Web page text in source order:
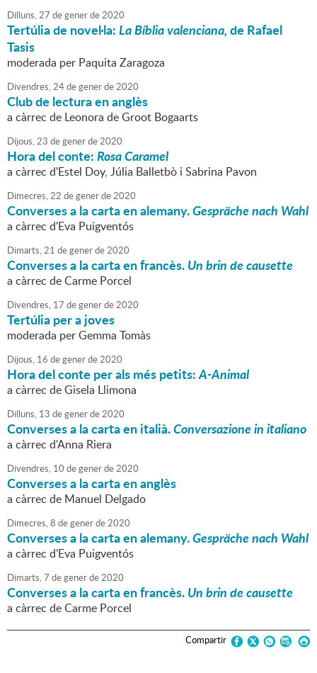
Dilluns,27 degenerde2020
Tertúlia de novel·la:La Bíblia valenciana,de Rafael
Tasis
moderada per Paquita Zaragoza
Divendres,24degenerde2020
Club de lectura en anglès
a càrrec de Leonora de Groot Bogaarts
Dijous,23 degenerde2020
Hora del conte:Rosa Caramel
a càrrec d'Estel Doy, Júlia Balletbò i Sabrina Pavon
Dimecres,22 degenerde2020
Converses a la carta en alemany.Gespräche nach Wahl
a càrrec d'Eva Puigventós
Dimarts,21 degenerde2020
Converses a la carta en francès.Un brin de causette
a càrrec de Carme Porcel
Divendres, 17 degenerde2020
Tertúlia per a joves
moderada per Gemma Tomàs
Dijous, 16 degenerde2020
Hora del conte per als més petits:A-Animal
a càrrec de Gisela Llimona
Dilluns, 13 degenerde2020
Converses a la carta en italià.Conversazione in italiano
a càrrec d'Anna Riera
Divendres, 10 degenerde2020
Converses a la carta en anglès
a càrrec de Manuel Delgado
Dimecres,8 degenerde2020
Converses a la carta en alemany.Gespräche nach Wahl
a càrrec d'Eva Puigventós
Dimarts,7 degenerde2020
Converses a la carta en francès.Un brin de causette
a càrrec de Carme Porcel
Compartir